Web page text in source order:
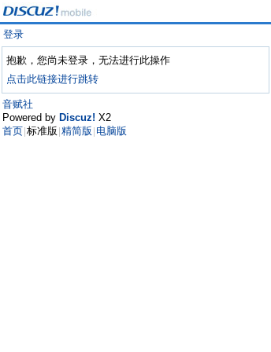
登录
抱歉，您尚未登录，无法进行此操作
点击此链接进行跳转
音赋社
Powered by Discuz! X2
首页 标准版 精简版 电脑版